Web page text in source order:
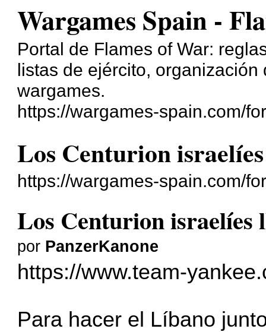
Wargames Spain -
Portal de Flames of War:
listas de ejército,
wargames.
https://wargames-spain.com/
Los Centurion
https://wargames-spain.com/
Los Centurion israelíes
por PanzerKanone
https://www.team-
Para hacer el Líbano